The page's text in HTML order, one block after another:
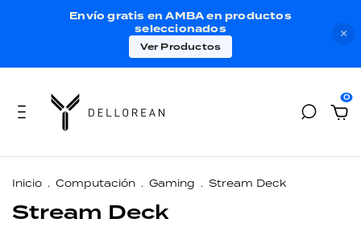
×
Envío gratis en AMBA en productos
seleccionados
Ver Productos
0
Inicio . Computación . Gaming . Stream Deck
Stream Deck